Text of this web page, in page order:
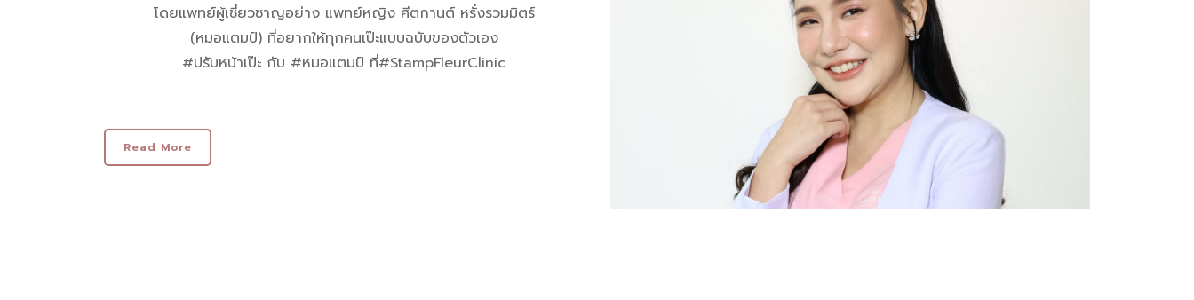
โดยแพทย์ผู้เชี่ยวชาญอย่าง แพทย์หญิง ศีตกานต์ หรั่งรวมมิตร์
(หมอแตมป์) ที่อยากให้ทุกคนเป๊ะแบบฉบับของตัวเอง
#ปรับหน้าเป๊ะ กับ #หมอแตมป์ ที่#StampFleurClinic
Read More